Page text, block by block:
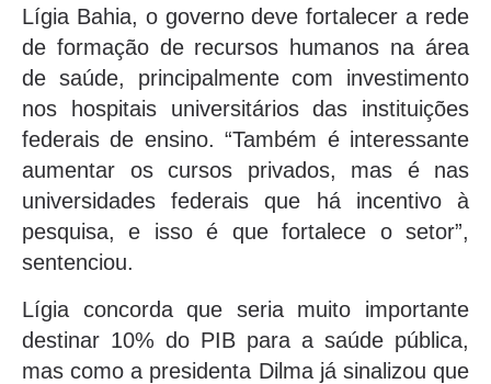
Lígia Bahia, o governo deve fortalecer a rede
de formação de recursos humanos na área
de saúde, principalmente com investimento
nos hospitais universitários das instituições
federais de ensino. “Também é interessante
aumentar os cursos privados, mas é nas
universidades federais que há incentivo à
pesquisa, e isso é que fortalece o setor”,
sentenciou.
Lígia concorda que seria muito importante
destinar 10% do PIB para a saúde pública,
mas como a presidenta Dilma já sinalizou que